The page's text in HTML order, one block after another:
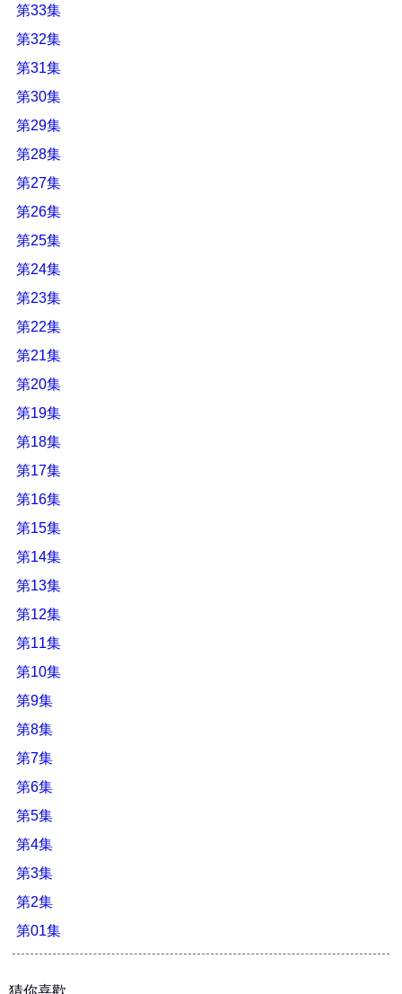
第33集
第32集
第31集
第30集
第29集
第28集
第27集
第26集
第25集
第24集
第23集
第22集
第21集
第20集
第19集
第18集
第17集
第16集
第15集
第14集
第13集
第12集
第11集
第10集
第9集
第8集
第7集
第6集
第5集
第4集
第3集
第2集
第01集
猜你喜歡